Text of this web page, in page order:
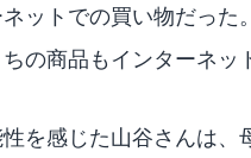
ットでの買い物だっ
の商品もインターネッ
を感じた山谷さんは